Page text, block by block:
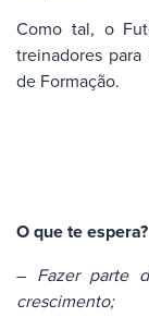
Como tal, o
treinadores
de Formação.
O que te espera?
– Fazer parte
crescimento;